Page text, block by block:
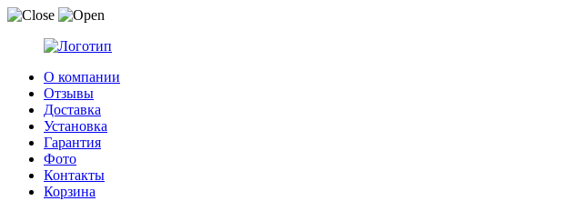
О компании
Отзывы
Доставка
Установка
Гарантия
Фото
Контакты
Корзина